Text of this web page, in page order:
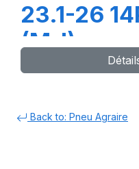
23.1-26
(M-I)
Back to: Pneu Agraire